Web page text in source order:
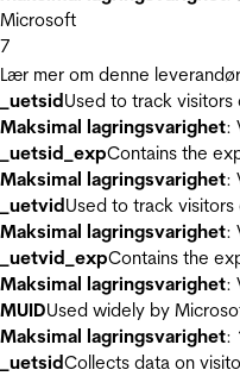
Microsoft
7
Lær mer om denne
_uetsidUsed to track
Maksimal lagringsvarighet:
_uetsid_expContains the
Maksimal lagringsvarighet:
_uetvidUsed to track
Maksimal lagringsvarighet:
_uetvid_expContains the
Maksimal lagringsvarighet:
MUIDUsed widely by
Maksimal lagringsvarighet:
_uetsidCollects data on